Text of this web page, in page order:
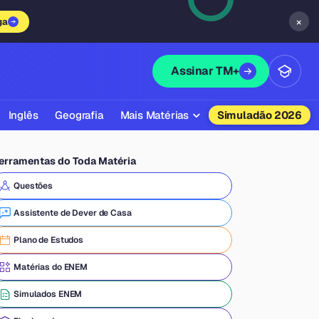
×
Assinar TM+
Inglês Geografia Mais Matérias
Química
Física
Filosofia
Literatura
Simuladão 2026
do Toda Matéria
Questões
Assistente de Dever de Casa
Plano de Estudos
Matérias do ENEM
Simulados ENEM